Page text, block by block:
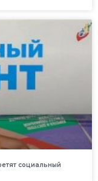
социальный